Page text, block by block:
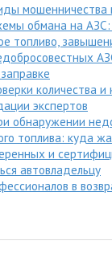
мошенничества
обмана на
топливо,
количества и
экспертов
обнаружении
топлива: куда
и
автовладельцу
в